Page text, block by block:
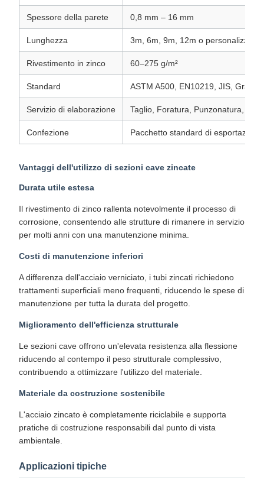
Spessore della parete 0,8 mm – 16 mm
Lunghezza 3m, 6m, 9m, 12m o personalizzato
Rivestimento in zinco 60–275 g/m²
Standard ASTM A500, EN10219, JIS, Gran
Servizio di elaborazione Taglio, Foratura, Punzonatura,
Confezione Pacchetto standard di
Vantaggi dell'utilizzo di sezioni cave zincate
Durata utile estesa
Il rivestimento di zinco rallenta notevolmente il processo di
corrosione, consentendo alle strutture di rimanere in servizio
per molti anni con una manutenzione minima.
Costi di manutenzione inferiori
A differenza dell'acciaio verniciato, i tubi zincati richiedono
trattamenti superficiali meno frequenti, riducendo le spese di
manutenzione per tutta la durata del progetto.
Miglioramento dell'efficienza strutturale
Le sezioni cave offrono un'elevata resistenza alla flessione
riducendo al contempo il peso strutturale complessivo,
contribuendo a ottimizzare l'utilizzo del materiale.
Materiale da costruzione sostenibile
L'acciaio zincato è completamente riciclabile e supporta
pratiche di costruzione responsabili dal punto di vista
ambientale.
Applicazioni tipiche